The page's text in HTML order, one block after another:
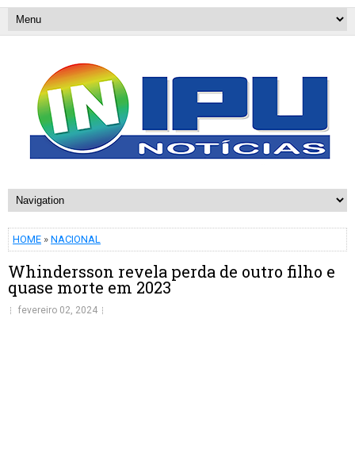
HOME » NACIONAL
Whindersson revela perda de outro filho e
quase morte em 2023
fevereiro 02, 2024